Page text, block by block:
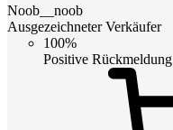
Noob__noob
Ausgezeichneter Verkäufer
100%
Positive Rückmeldung